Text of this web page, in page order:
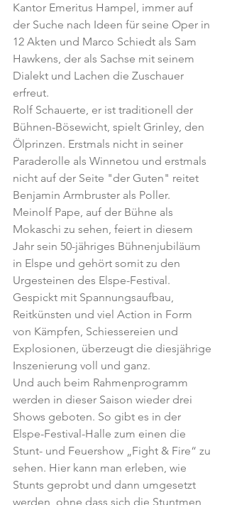
Kantor Emeritus Hampel, immer auf
der Suche nach Ideen für seine Oper in
12 Akten und Marco Schiedt als Sam
Hawkens, der als Sachse mit seinem
Dialekt und Lachen die Zuschauer
erfreut.
Rolf Schauerte, er ist traditionell der
Bühnen-Bösewicht, spielt Grinley, den
Ölprinzen. Erstmals nicht in seiner
Paraderolle als Winnetou und erstmals
nicht auf der Seite "der Guten" reitet
Benjamin Armbruster als Poller.
Meinolf Pape, auf der Bühne als
Mokaschi zu sehen, feiert in diesem
Jahr sein 50-jähriges Bühnenjubiläum
in Elspe und gehört somit zu den
Urgesteinen des Elspe-Festival.
Gespickt mit Spannungsaufbau,
Reitkünsten und viel Action in Form
von Kämpfen, Schiessereien und
Explosionen, überzeugt die diesjährige
Inszenierung voll und ganz.
Und auch beim Rahmenprogramm
werden in dieser Saison wieder drei
Shows geboten. So gibt es in der
Elspe-Festival-Halle zum einen die
Stunt- und Feuershow „Fight & Fire“ zu
sehen. Hier kann man erleben, wie
Stunts geprobt und dann umgesetzt
werden, ohne dass sich die Stuntmen